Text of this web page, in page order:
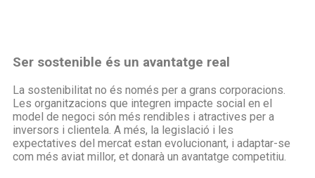
Ser sostenible és un avantatge real
La sostenibilitat no és només per a grans corporacions.
Les organitzacions que integren impacte social en el
model de negoci són més rendibles i atractives per a
inversors i clientela. A més, la legislació i les
expectatives del mercat estan evolucionant, i adaptar-se
com més aviat millor, et donarà un avantatge competitiu.